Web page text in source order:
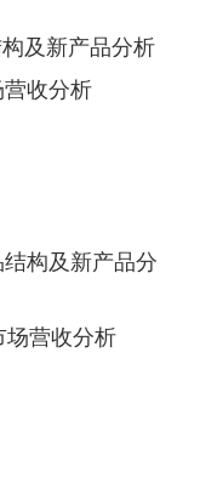
及新产品分析
收分析
构及新产品分
场营收分析